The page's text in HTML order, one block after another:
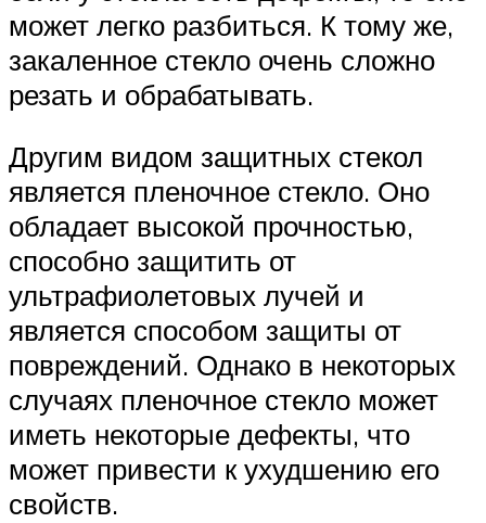
может легко разбиться. К тому же,
закаленное стекло очень сложно
резать и обрабатывать.
Другим видом защитных стекол
является пленочное стекло. Оно
обладает высокой прочностью,
способно защитить от
ультрафиолетовых лучей и
является способом защиты от
повреждений. Однако в некоторых
случаях пленочное стекло может
иметь некоторые дефекты, что
может привести к ухудшению его
свойств.